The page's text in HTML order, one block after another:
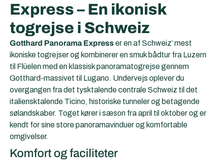
Express – En ikonisk
togrejse i Schweiz
Gotthard Panorama Expresser en af Schweiz’ mest
ikoniske togrejser og kombinerer en smuk bådtur fra Luzern
til Flüelen med en klassisk panoramatogrejse gennem
Gotthard-massivet til Lugano. Undervejs oplever du
overgangen fra det tysktalende centrale Schweiz til det
italiensktalende Ticino, historiske tunneler og betagende
sølandskaber. Toget kører i sæson fra april til oktober og er
kendt for sine store panoramavinduer og komfortable
omgivelser.
Komfort og faciliteter